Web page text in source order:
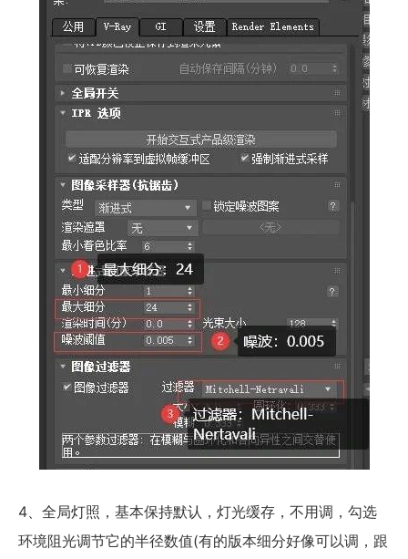
4、全局灯照，基本保持默认，灯光缓存，不用调，勾选
环境阻光调节它的半径数值(有的版本细分好像可以调，跟